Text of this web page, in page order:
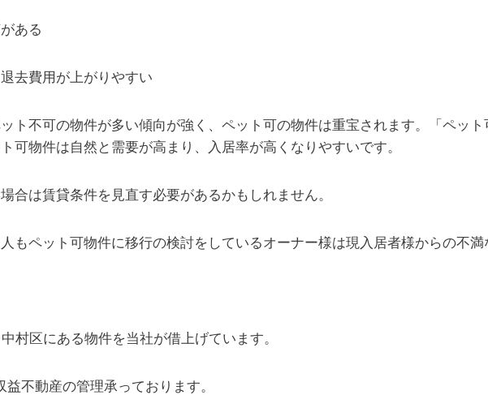
ある
去費用が上がりやすい
ト不可の物件が多い傾向が強く、ペット可の物件は重宝されます。「ペッ
可物件は自然と需要が高まり、入居率が高くなりやすいです。
合は賃貸条件を見直す必要があるかもしれません。
もペット可物件に移行の検討をしているオーナー様は現入居者様からの不満
村区にある物件を当社が借上げています。
不動産の管理承っております。